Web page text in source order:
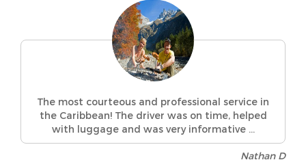
The most courteous and professional service in
the Caribbean! The driver was on time, helped
with luggage and was very informative ...
Nathan D